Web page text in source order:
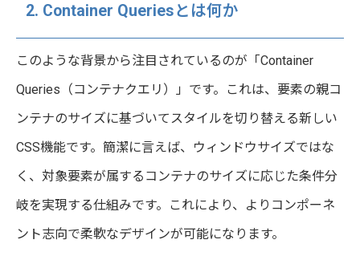
2. Container Queriesとは何か
このような背景から注目されているのが「Container
Queries（コンテナクエリ）」です。これは、要素の親コ
ンテナのサイズに基づいてスタイルを切り替える新しい
CSS機能です。簡潔に言えば、ウィンドウサイズではな
く、対象要素が属するコンテナのサイズに応じた条件分
岐を実現する仕組みです。これにより、よりコンポーネ
ント志向で柔軟なデザインが可能になります。